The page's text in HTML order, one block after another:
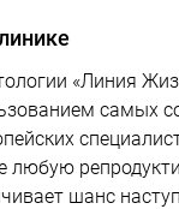
«Линия
самых
любую
шанс